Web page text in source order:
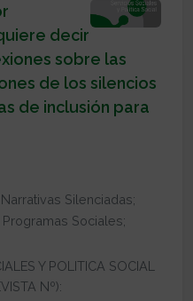
decir
sobre las
de los silencios
de inclusión para
Silenciadas;
Sociales;
Y POLITICA SOCIAL
Nº):